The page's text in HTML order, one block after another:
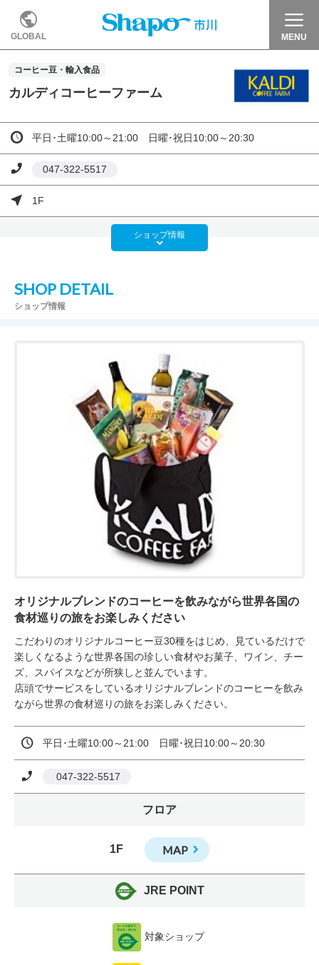
GLOBAL MENU
コーヒー豆・輸入食品
カルディコーヒーファーム
平日･土曜10:00～21:00 日曜･祝日10:00～20:30
047-322-5517
1F
ショップ情報
SHOP DETAIL
ショップ情報
オリジナルブレンドのコーヒーを飲みながら世界各国の
食材巡りの旅をお楽しみください
こだわりのオリジナルコーヒー豆30種をはじめ、見ているだけで
楽しくなるような世界各国の珍しい食材やお菓子、ワイン、チー
ズ、スパイスなどが所狭しと並んでいます。
店頭でサービスをしているオリジナルブレンドのコーヒーを飲み
ながら世界の食材巡りの旅をお楽しみください。
平日･土曜10:00～21:00　日曜･祝日10:00～20:30
047-322-5517
フロア
1F MAP
JRE POINT
対象ショップ